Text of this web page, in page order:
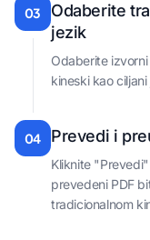
03
Odaberite
jezik
Odaberite
kineski kao ciljani
04 Prevedi i
Kliknite
prevedeni PDF
tradicionalnom